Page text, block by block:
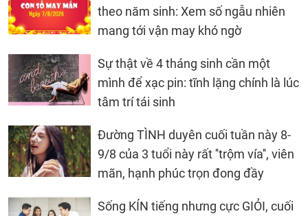
theo năm sinh: Xem số ngẫu nhiên
mang tới vận may khó ngờ
Sự thật về 4 tháng sinh cần một
mình để xạc pin: tĩnh lặng chính là lúc
tâm trí tái sinh
Đường TÌNH duyên cuối tuần này 8-
9/8 của 3 tuổi này rất ''trộm vía'', viên
mãn, hạnh phúc trọn đong đầy
Sống KÍN tiếng nhưng cực GIỎI, cuối